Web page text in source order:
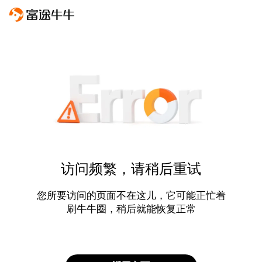
访问频繁，请稍后重试
您所要访问的页面不在这儿，它可能正忙着
刷牛牛圈，稍后就能恢复正常